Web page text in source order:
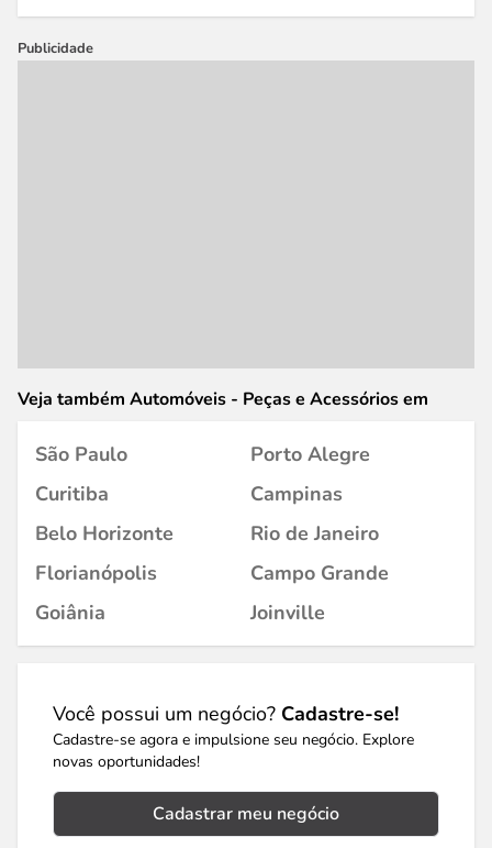
Publicidade
Veja também Automóveis - Peças e Acessórios em
São Paulo
Porto Alegre
Curitiba
Campinas
Belo Horizonte
Rio de Janeiro
Florianópolis
Campo Grande
Goiânia
Joinville
Você possui um negócio? Cadastre-se!
Cadastre-se agora e impulsione seu negócio. Explore
novas oportunidades!
Cadastrar meu negócio